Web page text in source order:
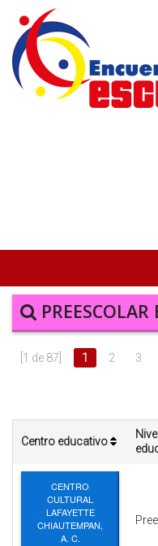
INICIO
ESCUELA DE LA
CONTRATA PUBLICIDAD
[1 de 87] 1 2 3
Centro educativo
Nivel
CENTRO
CULTURAL
LAFAYETTE
CHIAUTEMPAN,
A. C.